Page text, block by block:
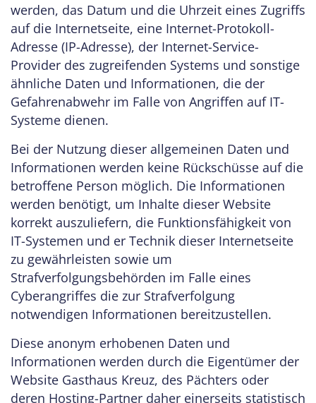
werden, das Datum und die Uhrzeit eines Zugriffs
auf die Internetseite, eine Internet-Protokoll-
Adresse (IP-Adresse), der Internet-Service-
Provider des zugreifenden Systems und sonstige
ähnliche Daten und Informationen, die der
Gefahrenabwehr im Falle von Angriffen auf IT-
Systeme dienen.
Bei der Nutzung dieser allgemeinen Daten und
Informationen werden keine Rückschüsse auf die
betroffene Person möglich. Die Informationen
werden benötigt, um Inhalte dieser Website
korrekt auszuliefern, die Funktionsfähigkeit von
IT-Systemen und er Technik dieser Internetseite
zu gewährleisten sowie um
Strafverfolgungsbehörden im Falle eines
Cyberangriffes die zur Strafverfolgung
notwendigen Informationen bereitzustellen.
Diese anonym erhobenen Daten und
Informationen werden durch die Eigentümer der
Website Gasthaus Kreuz, des Pächters oder
deren Hosting-Partner daher einerseits statistisch